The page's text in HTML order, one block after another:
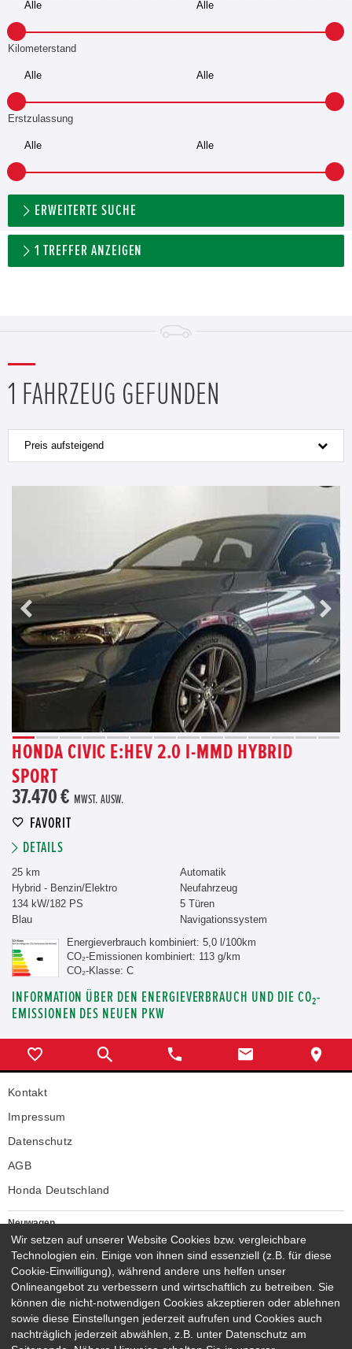
Kilometerstand
Erstzulassung
ERWEITERTE SUCHE
1 TREFFER ANZEIGEN
1 FAHRZEUG GEFUNDEN
Preis aufsteigend
HONDA CIVIC E:HEV 2.0 I-MMD HYBRID
SPORT
37.470 € MWST. AUSW.
FAVORIT
DETAILS
25 km
Hybrid - Benzin/Elektro
134 kW/182 PS
Blau
Automatik
Neufahrzeug
5 Türen
Navigationssystem
Energieverbrauch kombiniert: 5,0 l/100km
CO₂-Emissionen kombiniert: 113 g/km
CO₂-Klasse: C
INFORMATION ÜBER DEN ENERGIEVERBRAUCH UND DIE CO₂-
EMISSIONEN DES NEUEN PKW
Kontakt
Impressum
Datenschutz
AGB
Honda Deutschland
Neuwagen
Honda Neuwagen
Gebrauchtwagen
Honda Gebrauchtwagen
Honda Vorführwagen
Gesamtbestand
NEUWAGENMODELLE
Wir setzen auf unserer Website Cookies bzw. vergleichbare
Technologien ein. Einige von ihnen sind essenziell (z.B. für diese
Cookie-Einwilligung), während andere uns helfen unser
Onlineangebot zu verbessern und wirtschaftlich zu betreiben. Sie
können die nicht-notwendigen Cookies akzeptieren oder ablehnen
sowie diese Einstellungen jederzeit aufrufen und Cookies auch
nachträglich jederzeit abwählen, z.B. unter Datenschutz am